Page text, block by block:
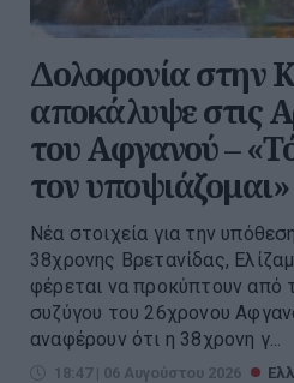
Δολοφονία στην
αποκάλυψε στις
του Αφγανού –
τον υποψιάζομαι»
Νέα στοιχεία για την
38χρονης Βρετανίδας,
φέρεται να προκύπτουν από
συζύγου του 26χρονου
αναφέρουν ότι η 38χρονη γ...
18:47 | 06 Αυγούστου 2026